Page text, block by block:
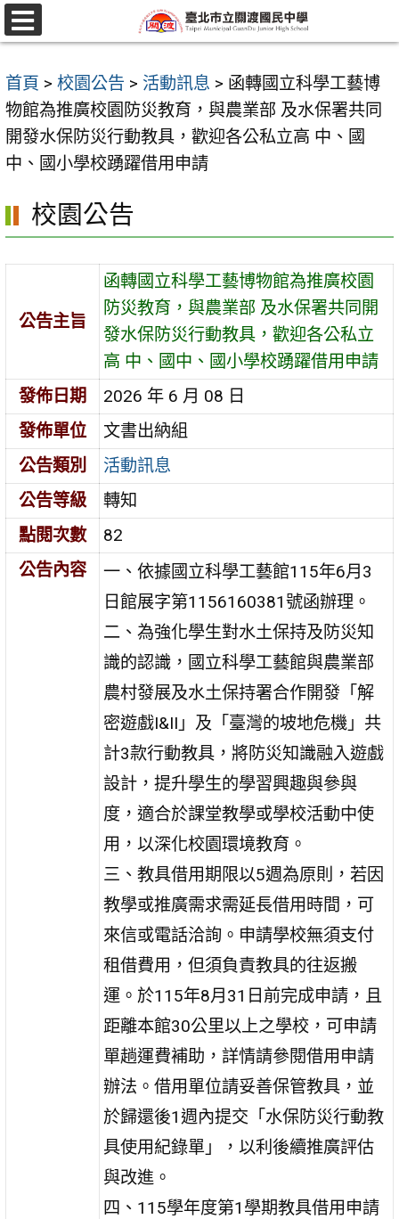
跳
至
要
內
容
區
選
單
首頁 > 校園公告 > 活動訊息 > 函轉國立科學工藝博
物館為推廣校園防災教育，與農業部 及水保署共同
開發水保防災行動教具，歡迎各公私立高 中、國
中、國小學校踴躍借用申請
校園公告
公告主旨
函轉國立科學工藝博物館為推廣校園
防災教育，與農業部 及水保署共同開
發水保防災行動教具，歡迎各公私立
高 中、國中、國小學校踴躍借用申請
發佈日期
2026 年 6 月 08 日
發佈單位
文書出納組
公告類別
活動訊息
公告等級
轉知
點閱次數
82
公告內容
一、依據國立科學工藝館115年6月3
日館展字第1156160381號函辦理。
二、為強化學生對水土保持及防災知
識的認識，國立科學工藝館與農業部
農村發展及水土保持署合作開發「解
密遊戲I&II」及「臺灣的坡地危機」共
計3款行動教具，將防災知識融入遊戲
設計，提升學生的學習興趣與參與
度，適合於課堂教學或學校活動中使
用，以深化校園環境教育。
三、教具借用期限以5週為原則，若因
教學或推廣需求需延長借用時間，可
來信或電話洽詢。申請學校無須支付
租借費用，但須負責教具的往返搬
運。於115年8月31日前完成申請，且
距離本館30公里以上之學校，可申請
單趟運費補助，詳情請參閱借用申請
辦法。借用單位請妥善保管教具，並
於歸還後1週內提交「水保防災行動教
具使用紀錄單」，以利後續推廣評估
與改進。
四、115學年度第1學期教具借用申請